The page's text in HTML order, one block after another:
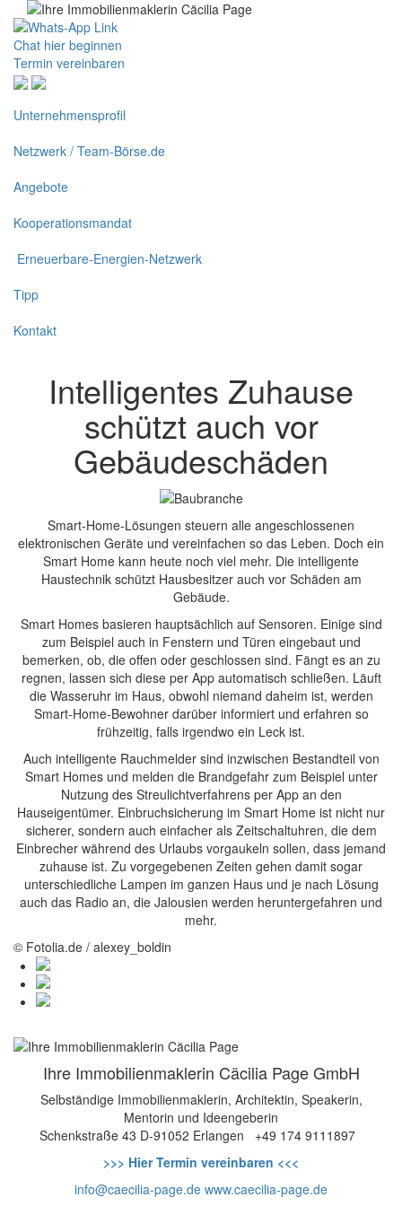
Chat hier beginnen
Termin vereinbaren
Unternehmensprofil
Netzwerk / Team-Börse.de
Angebote
Kooperationsmandat
Erneuerbare-Energien-Netzwerk
Tipp
Kontakt
Intelligentes Zuhause
schützt auch vor
Gebäudeschäden
Smart-Home-Lösungen steuern alle angeschlossenen
elektronischen Geräte und vereinfachen so das Leben. Doch ein
Smart Home kann heute noch viel mehr. Die intelligente
Haustechnik schützt Hausbesitzer auch vor Schäden am
Gebäude.
Smart Homes basieren hauptsächlich auf Sensoren. Einige sind
zum Beispiel auch in Fenstern und Türen eingebaut und
bemerken, ob, die offen oder geschlossen sind. Fängt es an zu
regnen, lassen sich diese per App automatisch schließen. Läuft
die Wasseruhr im Haus, obwohl niemand daheim ist, werden
Smart-Home-Bewohner darüber informiert und erfahren so
frühzeitig, falls irgendwo ein Leck ist.
Auch intelligente Rauchmelder sind inzwischen Bestandteil von
Smart Homes und melden die Brandgefahr zum Beispiel unter
Nutzung des Streulichtverfahrens per App an den
Hauseigentümer. Einbruchsicherung im Smart Home ist nicht nur
sicherer, sondern auch einfacher als Zeitschaltuhren, die dem
Einbrecher während des Urlaubs vorgaukeln sollen, dass jemand
zuhause ist. Zu vorgegebenen Zeiten gehen damit sogar
unterschiedliche Lampen im ganzen Haus und je nach Lösung
auch das Radio an, die Jalousien werden heruntergefahren und
mehr.
© Fotolia.de / alexey_boldin
Ihre Immobilienmaklerin Cäcilia Page GmbH
Selbständige Immobilienmaklerin, Architektin, Speakerin,
Mentorin und Ideengeberin
Schenkstraße 43 D-91052 Erlangen
+49 174 9111897
>>> Hier Termin vereinbaren <<<
info@caecilia-page.de www.caecilia-page.de